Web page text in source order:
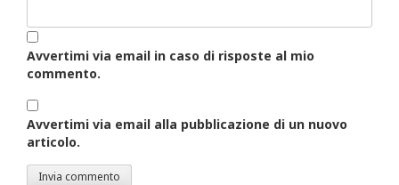
Avvertimi via email in caso di risposte al mio
commento.
Avvertimi via email alla pubblicazione di un nuovo
articolo.